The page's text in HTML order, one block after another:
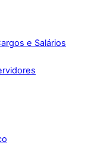
e Salários